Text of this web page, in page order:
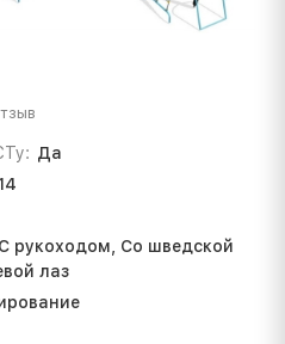
Да
рукоходом, Со шведской
лаз